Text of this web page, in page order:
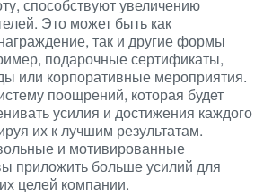
способствуют увеличению
Это может быть как
так и другие формы
подарочные сертификаты,
или корпоративные мероприятия.
поощрений, которая будет
усилия и достижения каждого
их к лучшим результатам.
и мотивированные
приложить больше усилий для
целей компании.